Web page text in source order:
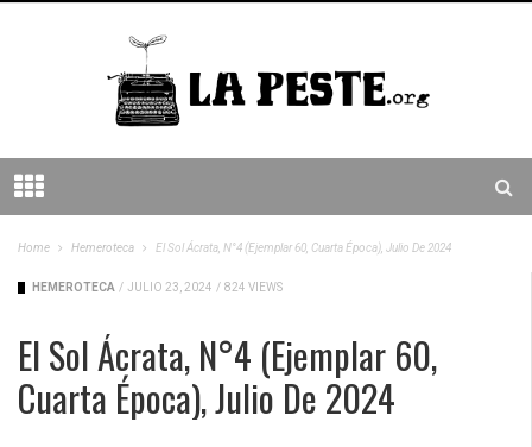
Home Hemeroteca El Sol Ácrata, N°4 (ejemplar 60, Cuarta Época), Julio De 2024
HEMEROTECA / JULIO 23, 2024 / 824 VIEWS
El Sol Ácrata, N°4 (ejemplar 60,
Cuarta Época), Julio De 2024